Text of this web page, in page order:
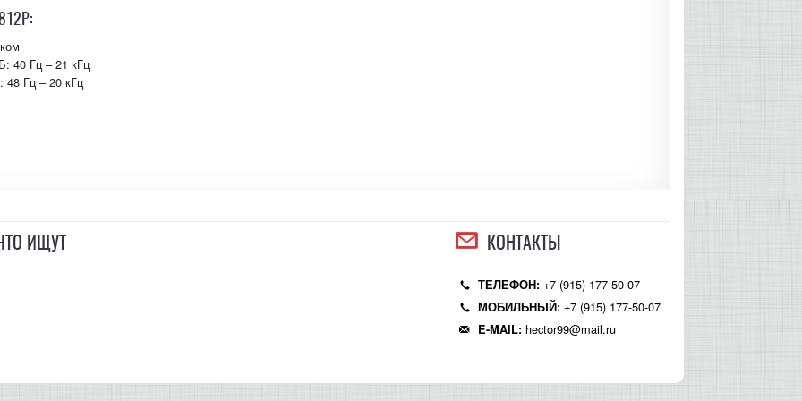
40 Гц – 21 кГц
48 Гц – 20 кГц
ИЩУТ КОНТАКТЫ
ТЕЛЕФОН: +7 (915) 177-50-07
МОБИЛЬНЫЙ: +7 (915) 177-50-07
E-MAIL: hector99@mail.ru